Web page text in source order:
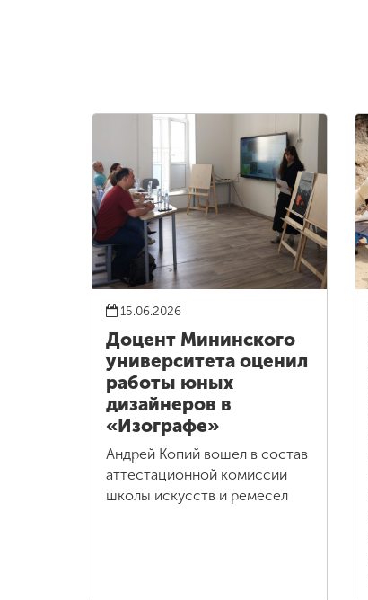
15.06.2026
Доцент Мининского
университета оценил
работы юных
дизайнеров в
«Изографе»
Андрей Копий вошел в состав
аттестационной комиссии
школы искусств и ремесел